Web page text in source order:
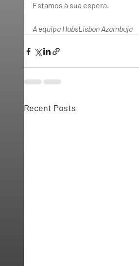
Estamos à sua espera.
A equipa HubsLisbon Azambuja
Recent Posts